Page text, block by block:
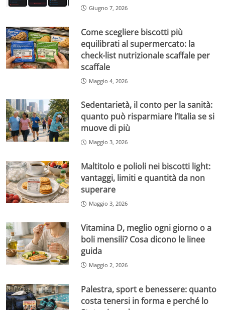
Giugno 7, 2026
Come scegliere biscotti più
equilibrati al supermercato: la
check-list nutrizionale scaffale per
scaffale
Maggio 4, 2026
Sedentarietà, il conto per la sanità:
quanto può risparmiare l’Italia se si
muove di più
Maggio 3, 2026
Maltitolo e polioli nei biscotti light:
vantaggi, limiti e quantità da non
superare
Maggio 3, 2026
Vitamina D, meglio ogni giorno o a
boli mensili? Cosa dicono le linee
guida
Maggio 2, 2026
Palestra, sport e benessere: quanto
costa tenersi in forma e perché lo